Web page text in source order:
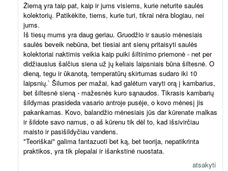
Žiemą yra taip pat, kaip ir jums visiems, kurie neturite saulės
kolektorių. Patikėkite, tiems, kurie turi, tikrai nėra blogiau, nei
jums.
Iš tiesų mums yra daug geriau. Gruodžio ir sausio mėnesiais
saulės beveik nebūna, bet tiesiai ant sienų pritaisyti saulės
kolektoriai naktimis veikia kaip puiki šiltinimo priemonė - net per
didžiausius šalčius siena už jų keliais laipsniais būna šiltesnė. O
dieną, tegu ir ūkanotą, temperatūrų skirtumas sudaro iki 10
laipsnių.` Šilumos per mažai, kad galėtum varyti orą į kambarius,
bet šiltesnė sieną - mažesnės kuro sąnaudos. Tikrasis kambarių
šildymas prasideda vasario antroje pusėje, o kovo mėnesį jis
pakankamas. Kovo, balandžio mėnesiais jūs dar kūrenate malkas
ir šildote savo namus, o aš kūrenu tik dėl to, kad išsivirčiau
maisto ir pasišildyčiau vandens.
"Teoriškai" galima fantazuoti bet ką, bet teorija, nepatikrinta
praktikos, yra tik plepalai ir išankstinė nuostata.
atsakyti